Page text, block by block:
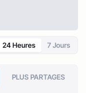
24 Heures 7 Jours
PLUS PARTAGES